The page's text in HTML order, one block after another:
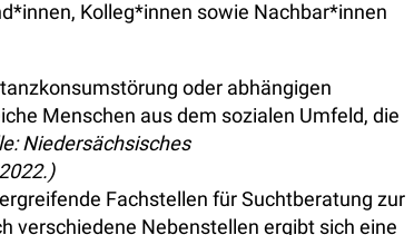
Kolleg*innen sowie Nachbar*innen
oder abhängigen
Menschen aus dem sozialen Umfeld, die
Niedersächsisches
Fachstellen für Suchtberatung zur
verschiedene Nebenstellen ergibt sich eine